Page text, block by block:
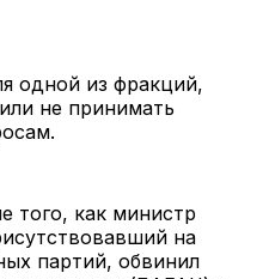
одной из фракций,
не принимать
того, как министр
на
партий, обвинил